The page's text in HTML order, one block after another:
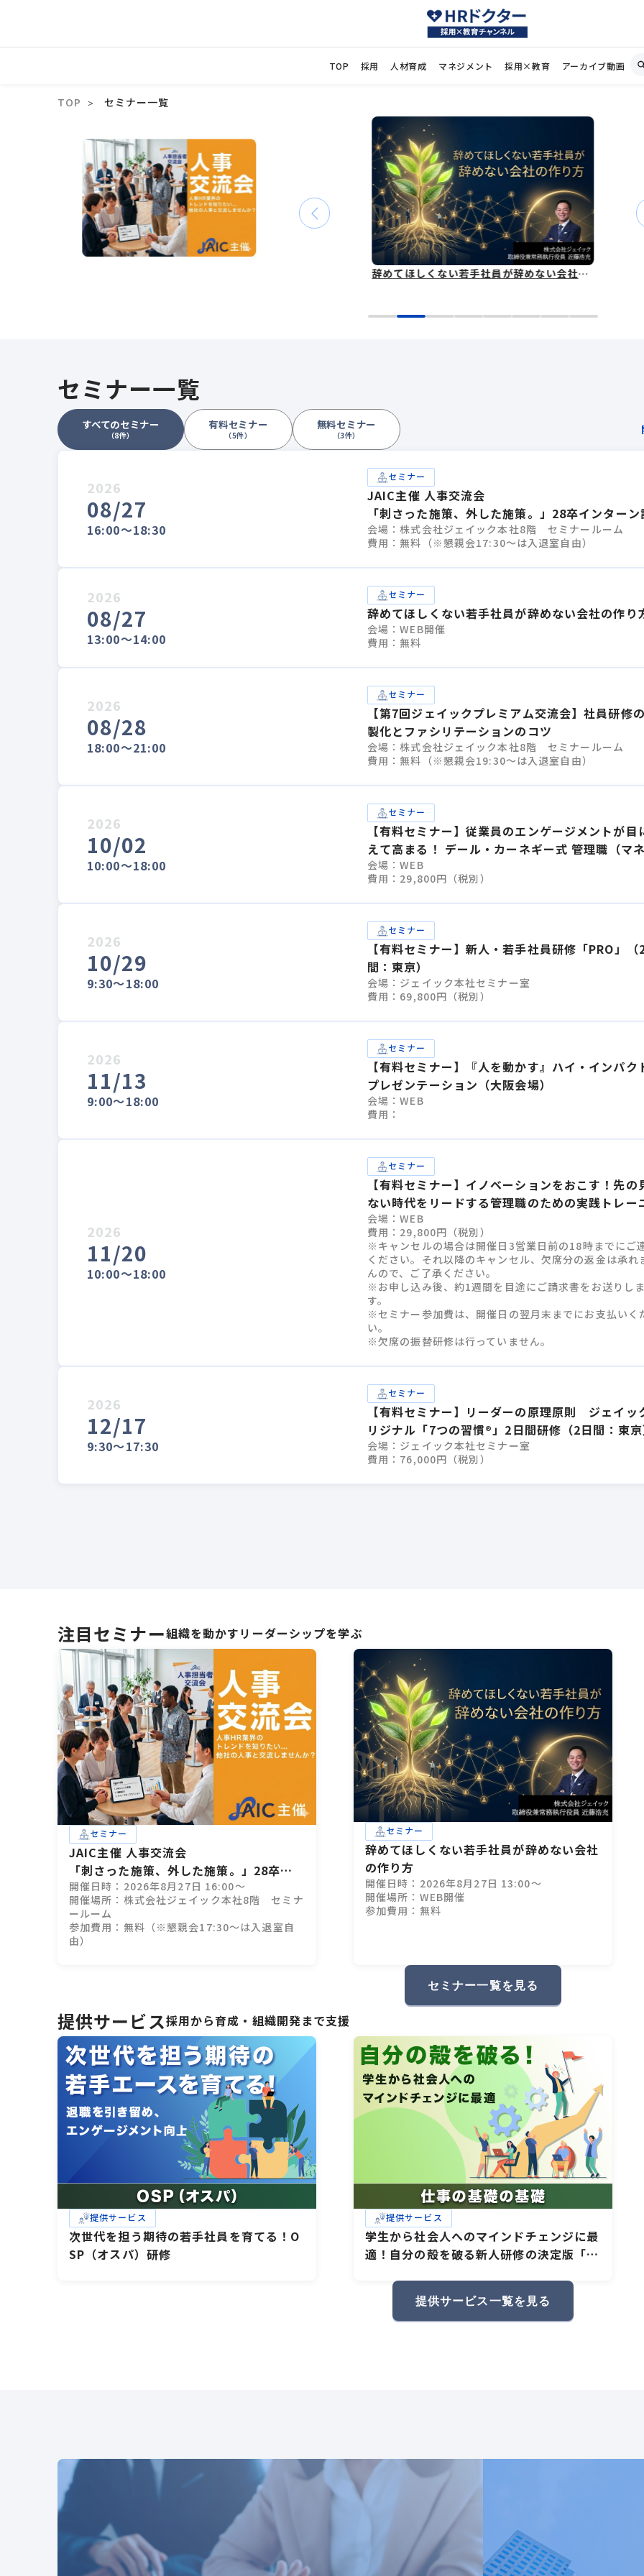
TOP 採用 人材育成 マネジメント 採用×教育 アーカイブ動画
TOP セミナー一覧
辞めてほしくない若手社員が辞めない会社の作り方
セミナー一覧
すべてのセミナー
（8件）
有料セミナー
（5件）
無料セミナー
（3件）
2026
08/27
16:00～18:30
セミナー
JAIC主催 人事交流会
「刺さった施策、外した施策。」28卒インターン
計、成功・失敗のすべて
会場：株式会社ジェイック本社8階 セミナールーム
費用：無料（※懇親会17:30～は入退室自由）
2026
08/27
13:00～14:00
セミナー
辞めてほしくない若手社員が辞めない会社の作り
会場：WEB開催
費用：無料
2026
08/28
18:00～21:00
セミナー
【第7回ジェイックプレミアム交流会】社員研修
製化とファシリテーションのコツ
会場：株式会社ジェイック本社8階 セミナールーム
費用：無料（※懇親会19:30～は入退室自由）
2026
10/02
10:00～18:00
セミナー
【有料セミナー】従業員のエンゲージメントが目
えて高まる！ デール・カーネギー式 管理職（マ
ジャー）の対話力トレーニング（1日間：オンライ
ン）
会場：WEB
費用：29,800円（税別）
2026
10/29
9:30～18:00
セミナー
【有料セミナー】新人・若手社員研修「PRO」（
間：東京）
会場：ジェイック本社セミナー室
費用：69,800円（税別）
2026
11/13
9:00～18:00
セミナー
【有料セミナー】『人を動かす』ハイ・インパク
プレゼンテーション（大阪会場）
会場：WEB
費用：
2026
11/20
10:00～18:00
セミナー
【有料セミナー】イノベーションをおこす！先の
ない時代をリードする管理職のための実践トレー
グ
会場：WEB
費用：29,800円（税別）
※キャンセルの場合は開催日3営業日前の18時までにご
ください。それ以降のキャンセル、欠席分の返金は承れ
んので、ご了承ください。
※お申し込み後、約1週間を目途にご請求書をお送りしま
す。
※セミナー参加費は、開催日の翌月末までにお支払いく
い。
※欠席の振替研修は行っていません。
2026
12/17
9:30～17:30
セミナー
【有料セミナー】リーダーの原理原則 ジェイッ
リジナル「7つの習慣®」2日間研修（2日間：東京
会場：ジェイック本社セミナー室
費用：76,000円（税別）
注目セミナー組織を動かすリーダーシップを学ぶ
セミナー
JAIC主催 人事交流会
「刺さった施策、外した施策。」28卒イ
ンターン設計、成功・失敗のすべて
開催日時：2026年8月27日 16:00～
開催場所：株式会社ジェイック本社8階 セミナ
ールーム
参加費用：無料（※懇親会17:30～は入退室自
由）
セミナー
辞めてほしくない若手社員が辞めない会社
の作り方
開催日時：2026年8月27日 13:00～
開催場所：WEB開催
参加費用：無料
セミナー一覧を見る
提供サービス採用から育成・組織開発まで支援
提供サービス
次世代を担う期待の若手社員を育てる！O
SP（オスパ）研修
提供サービス
学生から社会人へのマインドチェンジに最
適！自分の殻を破る新人研修の決定版「仕
提供サービス一覧を見る